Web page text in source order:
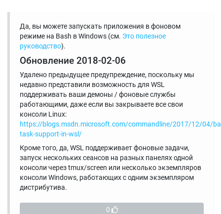
Да, вы можете запускать приложения в фоновом
режиме на Bash в Windows (см. Это полезное
руководство).
Обновление 2018-02-06
Удалено предыдущее предупреждение, поскольку мы
недавно представили возможность для WSL
поддерживать ваши демоны / фоновые службы
работающими, даже если вы закрываете все свои
консоли Linux:
https://blogs.msdn.microsoft.com/commandline/2017/12/04/
task-support-in-wsl/
Кроме того, да, WSL поддерживает фоновые задачи,
запуск нескольких сеансов на разных панелях одной
консоли через tmux/screen или несколько экземпляров
консоли Windows, работающих с одним экземпляром
дистрибутива.
0